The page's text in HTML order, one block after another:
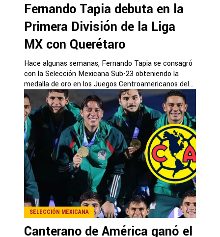
Fernando Tapia debuta en la
Primera División de la Liga
MX con Querétaro
Hace algunas semanas, Fernando Tapia se consagró
con la Selección Mexicana Sub-23 obteniendo la
medalla de oro en los Juegos Centroamericanos del...
SELECCIÓN MEXICANA
Canterano de América ganó el